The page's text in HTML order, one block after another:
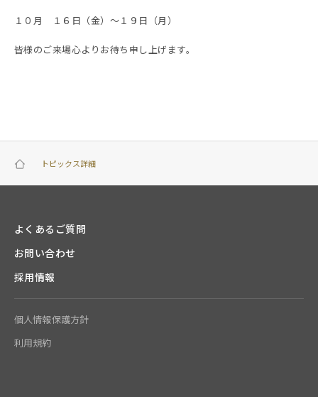
１０月 １６日（金）～１９日（月）
皆様のご来場心よりお待ち申し上げます。
トピックス詳細
よくあるご質問
お問い合わせ
採用情報
個人情報保護方針
利用規約